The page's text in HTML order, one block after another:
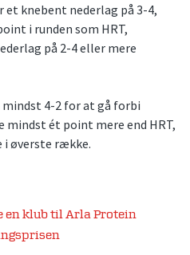
et knebent nederlag på 3-4,
i runden som HRT,
på 2-4 eller mere
mindst 4-2 for at gå forbi
mindst ét point mere end HRT,
i øverste række.
klub til Arla Protein